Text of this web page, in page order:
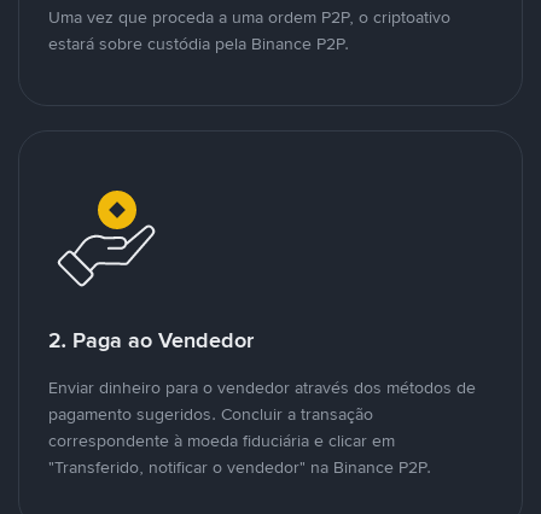
Uma vez que proceda a uma ordem P2P, o criptoativo
estará sobre custódia pela Binance P2P.
2. Paga ao Vendedor
Enviar dinheiro para o vendedor através dos métodos de
pagamento sugeridos. Concluir a transação
correspondente à moeda fiduciária e clicar em
"Transferido, notificar o vendedor" na Binance P2P.